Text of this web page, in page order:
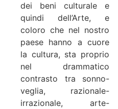
dei beni culturale e
quindi dell’Arte, e
coloro che nel nostro
paese hanno a cuore
la cultura, sta proprio
nel drammatico
contrasto tra sonno-
veglia, razionale-
irrazionale, arte-